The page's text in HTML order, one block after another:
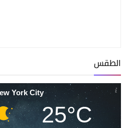
الطقس
York City
25°C